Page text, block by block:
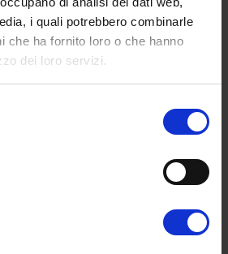
i quali potrebbero combinarle
che ha fornito loro o che hanno
dei loro servizi.